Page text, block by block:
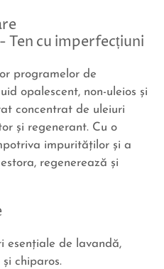
Ten cu imperfecțiuni
programelor de
opalescent, non-uleios şi
concentrat de uleiuri
şi regenerant. Cu o
impurităţilor şi a
regenerează şi
esenţiale de lavandă,
chiparos.